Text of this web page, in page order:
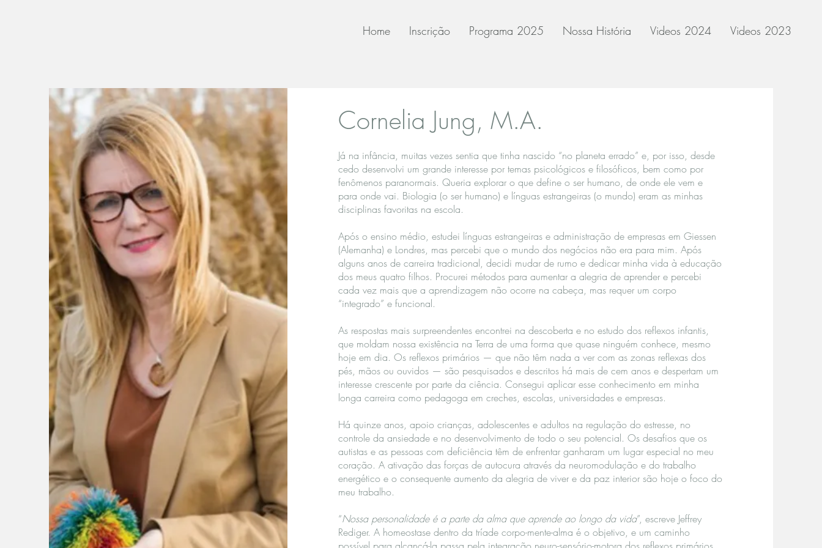
Home Inscrição Programa 2025 Nossa História Videos 2024 Videos 2023
Cornelia Jung, M.A.
Já na infância, muitas vezes sentia que tinha nascido “no planeta errado” e, por isso, desde
cedo desenvolvi um grande interesse por temas psicológicos e filosóficos, bem como por
fenômenos paranormais. Queria explorar o que define o ser humano, de onde ele vem e
para onde vai. Biologia (o ser humano) e línguas estrangeiras (o mundo) eram as minhas
disciplinas favoritas na escola.
Após o ensino médio, estudei línguas estrangeiras e administração de empresas em Giessen
(Alemanha) e Londres, mas percebi que o mundo dos negócios não era para mim. Após
alguns anos de carreira tradicional, decidi mudar de rumo e dedicar minha vida à educação
dos meus quatro filhos. Procurei métodos para aumentar a alegria de aprender e percebi
cada vez mais que a aprendizagem não ocorre na cabeça, mas requer um corpo
“integrado” e funcional.
As respostas mais surpreendentes encontrei na descoberta e no estudo dos reflexos infantis,
que moldam nossa existência na Terra de uma forma que quase ninguém conhece, mesmo
hoje em dia. Os reflexos primários — que não têm nada a ver com as zonas reflexas dos
pés, mãos ou ouvidos — são pesquisados e descritos há mais de cem anos e despertam um
interesse crescente por parte da ciência. Consegui aplicar esse conhecimento em minha
longa carreira como pedagoga em creches, escolas, universidades e empresas.
Há quinze anos, apoio crianças, adolescentes e adultos na regulação do estresse, no
controle da ansiedade e no desenvolvimento de todo o seu potencial. Os desafios que os
autistas e as pessoas com deficiência têm de enfrentar ganharam um lugar especial no meu
coração. A ativação das forças de autocura através da neuromodulação e do trabalho
energético e o consequente aumento da alegria de viver e da paz interior são hoje o foco do
meu trabalho.
“Nossa personalidade é a parte da alma que aprende ao longo da vida”, escreve Jeffrey
Rediger. A homeostase dentro da tríade corpo-mente-alma é o objetivo, e um caminho